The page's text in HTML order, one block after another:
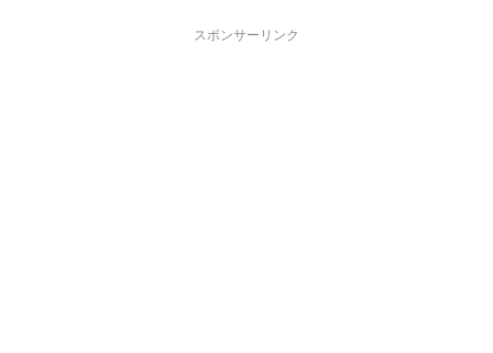
スポンサーリンク